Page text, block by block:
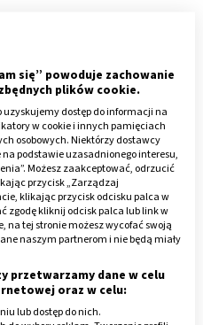
domowej?
się” powoduje zachowanie
plików cookie.
dostęp do informacji na
w cookie i innych pamięciach
osobowych. Niektórzy dostawcy
podstawie uzasadnionego interesu,
Możesz zaakceptować, odrzucić
przycisk „Zarządzaj
klikając przycisk odcisku palca w
zgodę kliknij odcisk palca lub link w
na tej stronie możesz wycofać swoją
naszym partnerom i nie będą miały
przetwarzamy dane w celu
oraz w celu:
lub dostęp do nich.